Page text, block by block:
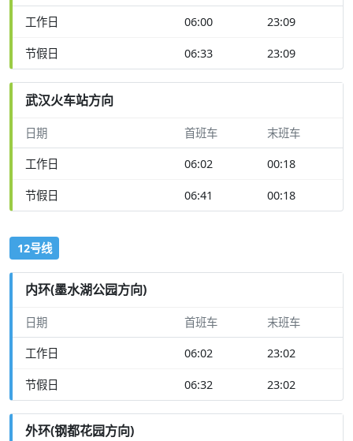
工作日 06:00 23:09
节假日 06:33 23:09
武汉火车站方向
日期 首班车 末班车
工作日 06:02 00:18
节假日 06:41 00:18
12号线
内环(墨水湖公园方向)
日期 首班车 末班车
工作日 06:02 23:02
节假日 06:32 23:02
外环(钢都花园方向)